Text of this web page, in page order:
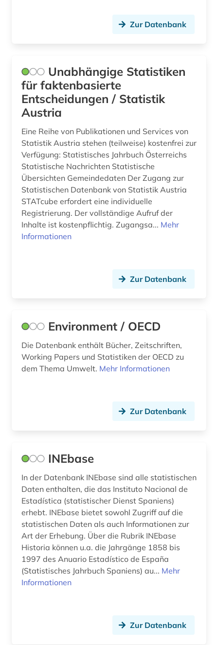
gemeinschaft unabhängiger staaten (1)
geographie (2)
geowissenschaften (2)
geschichte (4)
geschichte 1960 - 1997 (1)
geschlechterforschung (3)
gesellschaft (3)
gesellschaftswissenschaften (1)
gesundheit (6)
gewerblicher rechtsschutz (1)
grafik (1)
graphische darstellung (1)
handbuch (1)
handel (16)
harmonisiertes system zur bezeichnung und
codierung der waren (1)
hessen (1)
historische statistik (1)
hochschule (2)
Zur Datenbank
Unabhängige Statistiken
für faktenbasierte
Entscheidungen / Statistik
Austria
Eine Reihe von Publikationen und Services von
Statistik Austria stehen (teilweise) kostenfrei zur
Verfügung: Statistisches Jahrbuch Österreichs
Statistische Nachrichten Statistische
Übersichten Gemeindedaten Der Zugang zur
Statistischen Datenbank von Statistik Austria
STATcube erfordert eine individuelle
Registrierung. Der vollständige Aufruf der
Inhalte ist kostenpflichtig. Zugangsa... Mehr
Informationen
Zur Datenbank
Environment / OECD
Die Datenbank enthält Bücher, Zeitschriften,
Working Papers und Statistiken der OECD zu
dem Thema Umwelt. Mehr Informationen
Zur Datenbank
INEbase
In der Datenbank INEbase sind alle statistischen
Daten enthalten, die das Instituto Nacional de
Estadística (statistischer Dienst Spaniens)
erhebt. INEbase bietet sowohl Zugriff auf die
statistischen Daten als auch Informationen zur
Art der Erhebung. Über die Rubrik INEbase
Historia können u.a. die Jahrgänge 1858 bis
1997 des Anuario Estadístico de España
(Statistisches Jahrbuch Spaniens) au... Mehr
Informationen
Zur Datenbank